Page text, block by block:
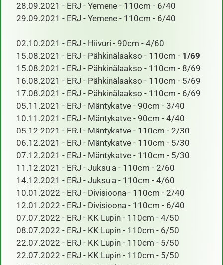
28.09.2021 - ERJ - Yemene - 110cm - 6/40
29.09.2021 - ERJ - Yemene - 110cm - 6/40
​ 02.10.2021 - ERJ - Hiivuri - 90cm - 4/60
15.08.2021 - ERJ - Pähkinälaakso - 110cm - 1/69
15.08.2021 - ERJ - Pähkinälaakso - 110cm - 8/69
16.08.2021 - ERJ - Pähkinälaakso - 110cm - 5/69
17.08.2021 - ERJ - Pähkinälaakso - 110cm - 6/69
05.11.2021 - ERJ - Mäntykatve - 90cm - 3/40
10.11.2021 - ERJ - Mäntykatve - 90cm - 4/40
05.12.2021 - ERJ - Mäntykatve - 110cm - 2/30
06.12.2021 - ERJ - Mäntykatve - 110cm - 5/30
07.12.2021 - ERJ - Mäntykatve - 110cm - 5/30
11.12.2021 - ERJ - Juksula - 110cm - 2/60
14.12.2021 - ERJ - Juksula - 110cm - 4/60
10.01.2022 - ERJ - Divisioona - 110cm - 2/40
12.01.2022 - ERJ - Divisioona - 110cm - 6/40
07.07.2022 - ERJ - KK Lupin - 110cm - 4/50
08.07.2022 - ERJ - KK Lupin - 110cm - 6/50
22.07.2022 - ERJ - KK Lupin - 110cm - 5/50
22.07.2022 - ERJ - KK Lupin - 110cm - 5/50